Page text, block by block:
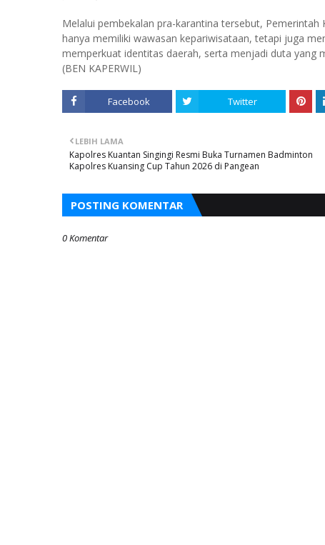
Melalui pembekalan pra-karantina tersebut,
hanya memiliki wawasan kepariwisataan, tetapi juga
memperkuat identitas daerah, serta menjadi duta yang
(BEN KAPERWIL)
Facebook Twitter
LEBIH LAMA
Kapolres Kuantan Singingi Resmi Buka Turnamen Badminton
Kapolres Kuansing Cup Tahun 2026 di Pangean
POSTING KOMENTAR
0 Komentar